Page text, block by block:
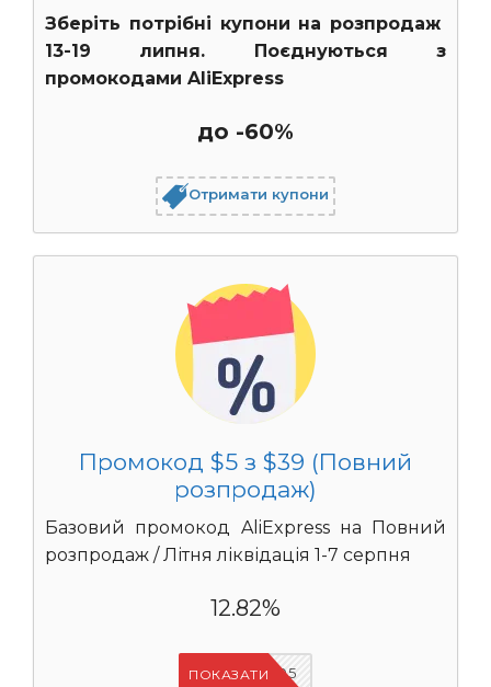
Зберіть потрібні купони на розпродаж
13-19 липня. Поєднуються з
промокодами AliExpress
до -60%
Отримати купони
Промокод $5 з $39 (Повний
розпродаж)
Базовий промокод AliExpress на Повний
розпродаж / Літня ліквідація 1-7 серпня
12.82%
UASC05
ПОКАЗАТИ